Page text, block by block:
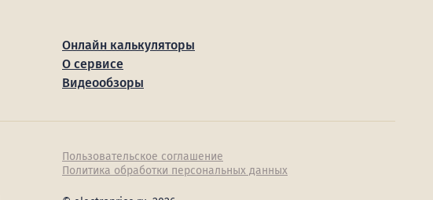
Онлайн калькуляторы
О сервисе
Видеообзоры
Пользовательское соглашение
Политика обработки персональных данных